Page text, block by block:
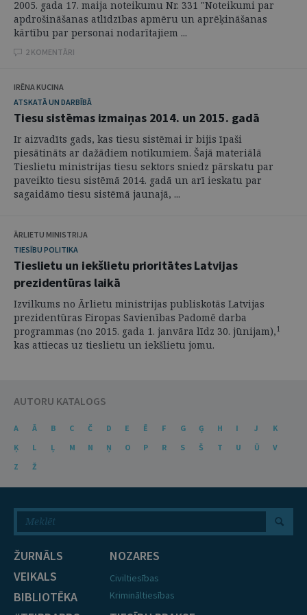
2005. gada 17. maija noteikumu Nr. 331 "Noteikumi par
apdrošināšanas atlīdzības apmēru un aprēķināšanas
kārtību par personai nodarītajiem ...
2 KOMENTĀRI
IRĒNA KUCINA
ATSKATĀ UN DARBĪBĀ
Tiesu sistēmas izmaiņas 2014. un 2015. gadā
Ir aizvadīts gads, kas tiesu sistēmai ir bijis īpaši
piesātināts ar dažādiem notikumiem. Šajā materiālā
Tieslietu ministrijas tiesu sektors sniedz pārskatu par
paveikto tiesu sistēmā 2014. gadā un arī ieskatu par
sagaidāmo tiesu sistēmā jaunajā, ...
ĀRLIETU MINISTRIJA
TIESĪBU POLITIKA
Tieslietu un iekšlietu prioritātes Latvijas
prezidentūras laikā
Izvilkums no Ārlietu ministrijas publiskotās Latvijas
prezidentūras Eiropas Savienības Padomē darba
programmas (no 2015. gada 1. janvāra līdz 30. jūnijam),1
kas attiecas uz tieslietu un iekšlietu jomu.
AUTORU KATALOGS
A Ā B C Č D E Ē F G Ģ H I J
K
Ķ
L Ļ M N Ņ O P R S Š T U Ū
V
Z
Ž
ŽURNĀLS
VEIKALS
BIBLIOTĒKA
NOZARES
Civiltiesības
Krimināltiesības